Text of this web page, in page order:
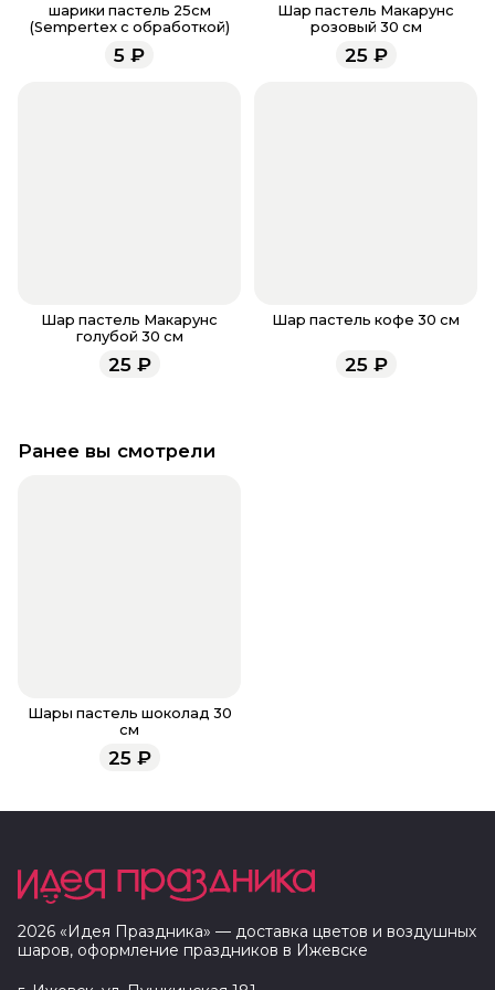
заказа, звоните по номеру телефона 8 (927) 936-71-
86 или напишите WhatsApp +7 937 333-66-53. Наши
менеджеры работают ежедневно с 9.00 до 23.00 и
шарики пастель 25см
(Sempertex с обработкой)
5 ₽
Шар пастель Макарунс
розовый 30 см
25₽
Шар пастель Макарунс
голубой 30 см
25₽
Шар пастель кофе 30 см
25₽
Ранее вы смотрели
Шары пастель шоколад 30
см
25₽
2026 «Идея Праздника» — доставка цветов и воздушных
шаров, оформление праздников в Ижевске